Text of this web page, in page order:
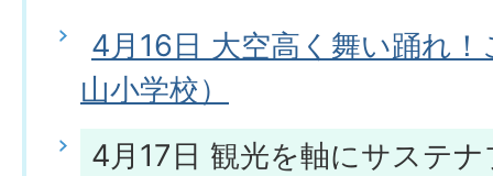
4月16日 大空高く舞い踊れ
山小学校）
4月17日 観光を軸にサステ